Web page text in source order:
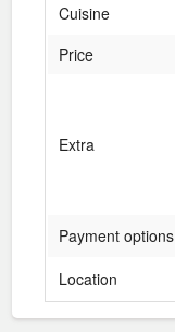
Cuisine
Price
Extra
Payment options
Location